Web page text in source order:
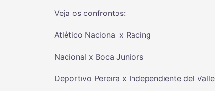
Veja os confrontos:
Atlético Nacional x Racing
Nacional x Boca Juniors
Deportivo Pereira x Independiente del Valle